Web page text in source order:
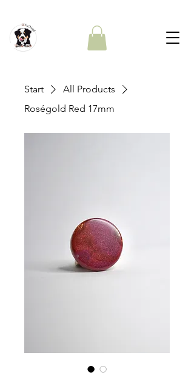
Start
All Products
Roségold Red 17mm